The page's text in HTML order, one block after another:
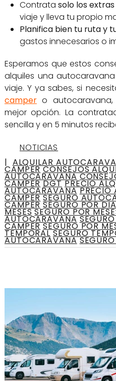
Contrata solo los
viaje y lleva tu propio
Planifica bien tu ruta y
gastos innecesarios o
Esperamos que estos
alquiles una
viaje. Y ya sabes, si
campero autocaravana,
mejor opción. La
sencilla y en 5 minutos
NOTICIAS
| ALQUILAR
CAMPER CONSEJOS
AUTOCARAVANA
CAMPER DGT PRECIO
AUTOCARAVANA PRECIO
CAMPER SEGURO
CAMPER SEGURO POR
MESES SEGURO POR
AUTOCARAVANA
CAMPER SEGURO POR
TEMPORAL SEGURO
AUTOCARAVANA